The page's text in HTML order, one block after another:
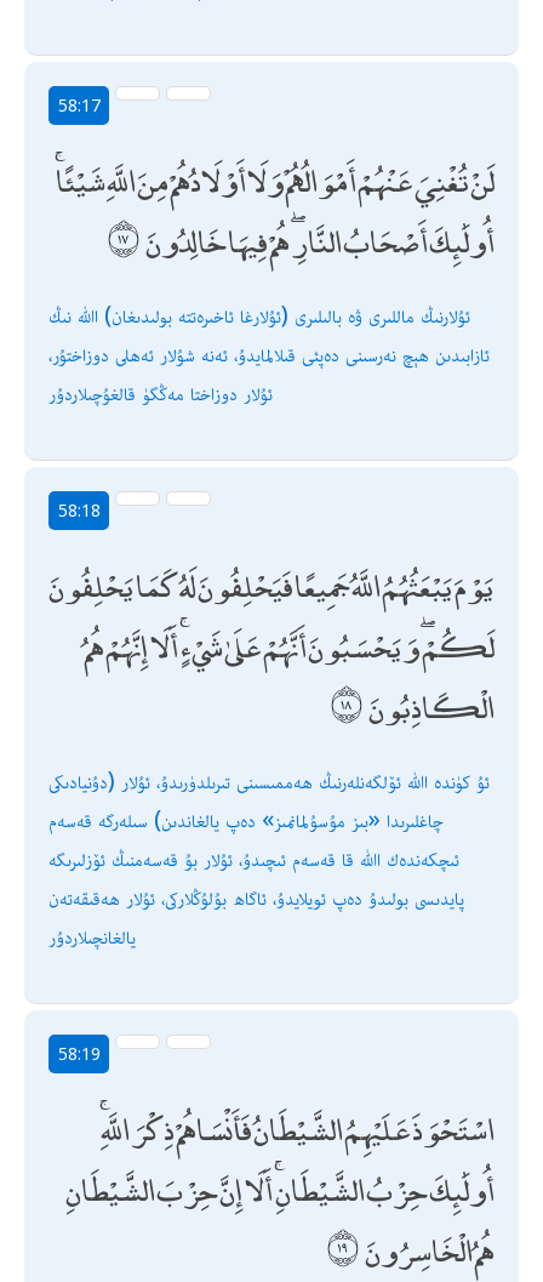
58:17
لَنْ تُغْنِيَ عَنْهُمْ أَمْوَالُهُمْ وَلَا أَوْلَادُهُمْ مِنَ اللَّهِ شَيْئًا ۚ
أُولَٰئِكَ أَصْحَابُ النَّارِ ۖ هُمْ فِيهَا خَالِدُونَ
ئۇلارنىڭ ماللىرى ۋە بالىلىرى (ئۇلارغا ئاخىرەتتە بولىدىغان) اﷲ نىڭ
ئازابىدىن ھېچ نەرسىنى دەپئى قىلالمايدۇ، ئەنە شۇلار ئەھلى دوزاختۇر،
ئۇلار دوزاختا مەڭگۈ قالغۇچىلاردۇر
58:18
يَوْمَ يَبْعَثُهُمُ اللَّهُ جَمِيعًا فَيَحْلِفُونَ لَهُ كَمَا يَحْلِفُونَ
لَكُمْ ۖ وَيَحْسَبُونَ أَنَّهُمْ عَلَىٰ شَيْءٍ ۚ أَلَا إِنَّهُمْ هُمُ
الْكَاذِبُونَ
ئۇ كۈندە اﷲ ئۆلگەنلەرنىڭ ھەممىسىنى تىرىلدۈرىدۇ، ئۇلار (دۇنيادىكى
چاغلىرىدا «بىز مۇسۇلمانمىز» دەپ يالغاندىن) سىلەرگە قەسەم
ئىچكەندەك اﷲ قا قەسەم ئىچىدۇ، ئۇلار بۇ قەسەمنىڭ ئۆزلىرىگە
پايدىسى بولىدۇ دەپ ئويلايدۇ، ئاگاھ بۇلۇڭلاركى، ئۇلار ھەقىقەتەن
يالغانچىلاردۇر
58:19
اسْتَحْوَذَ عَلَيْهِمُ الشَّيْطَانُ فَأَنْسَاهُمْ ذِكْرَ اللَّهِ ۚ
أُولَٰئِكَ حِزْبُ الشَّيْطَانِ ۚ أَلَا إِنَّ حِزْبَ الشَّيْطَانِ
هُمُ الْخَاسِرُونَ